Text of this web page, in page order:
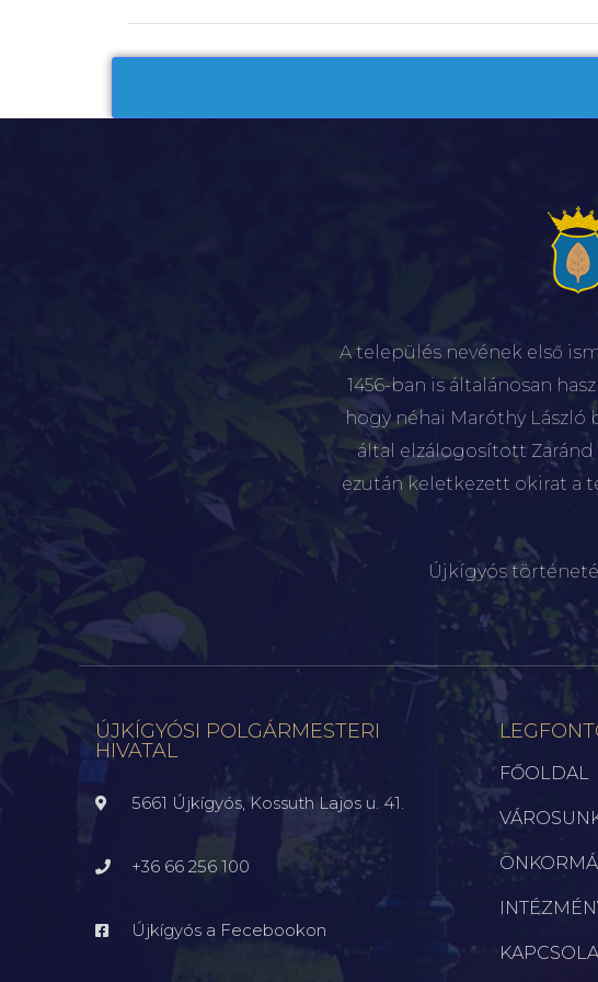
A település nevének első
1456-ban is általánosan
hogy néhai Maróthy László
által elzálogosított Zaránd
ezután keletkezett okirat a
Újkígyós
ÚJKÍGYÓSI POLGÁRMESTERI
HIVATAL
5661 Újkígyós, Kossuth Lajos u. 41.
+36 66 256 100
Újkígyós a Fecebookon
FŐOLDAL